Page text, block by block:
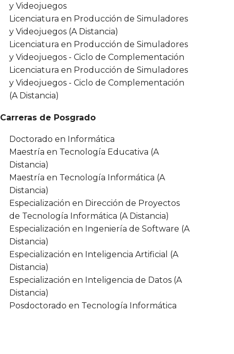
y Videojuegos
Licenciatura en Producción de Simuladores
y Videojuegos (A Distancia)
Licenciatura en Producción de Simuladores
y Videojuegos - Ciclo de Complementación
Licenciatura en Producción de Simuladores
y Videojuegos - Ciclo de Complementación
(A Distancia)
Carreras de Posgrado
Doctorado en Informática
Maestría en Tecnología Educativa (A
Distancia)
Maestría en Tecnología Informática (A
Distancia)
Especialización en Dirección de Proyectos
de Tecnología Informática (A Distancia)
Especialización en Ingeniería de Software (A
Distancia)
Especialización en Inteligencia Artificial (A
Distancia)
Especialización en Inteligencia de Datos (A
Distancia)
Posdoctorado en Tecnología Informática